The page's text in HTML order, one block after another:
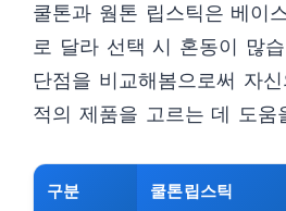
쿨톤과 웜톤 립스틱은 베이
로 달라 선택 시 혼동이 많
단점을 비교해봄으로써 자
적의 제품을 고르는 데 도움
구분 쿨톤립스틱